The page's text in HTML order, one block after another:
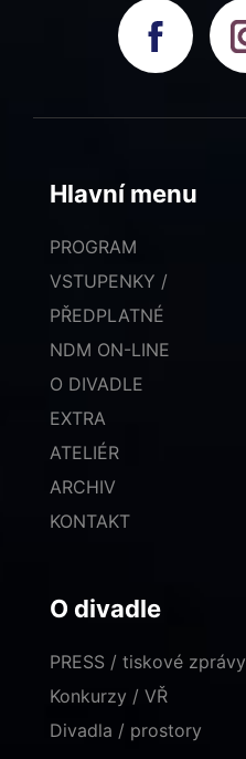
Hlavní menu
PROGRAM
VSTUPENKY /
PŘEDPLATNÉ
NDM ON-LINE
O DIVADLE
EXTRA
ATELIÉR
ARCHIV
KONTAKT
O divadle
PRESS / tiskové zprávy
Konkurzy / VŘ
Divadla / prostory